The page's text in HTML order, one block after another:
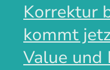
Korrektur
kommt
Value und